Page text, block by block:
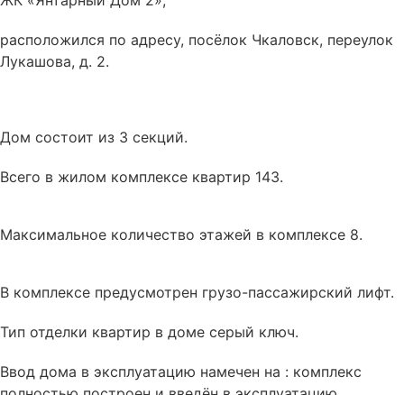
расположился по адресу, посёлок Чкаловск, переулок
Лукашова, д. 2.
Дом состоит из 3 секций.
Всего в жилом комплексе квартир 143.
Максимальное количество этажей в комплексе 8.
В комплексе предусмотрен грузо-пассажирский лифт.
Тип отделки квартир в доме серый ключ.
Ввод дома в эксплуатацию намечен на : комплекс